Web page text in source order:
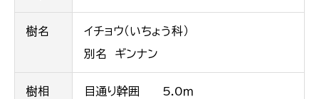
樹名
イチョウ（いちょう科）
別名 ギンナン
樹相
目通り幹囲 5.0ｍ